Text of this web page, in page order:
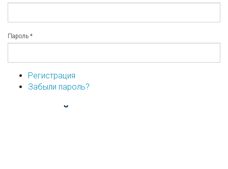
Пароль *
Регистрация
Забыли пароль?
...или войдите используя